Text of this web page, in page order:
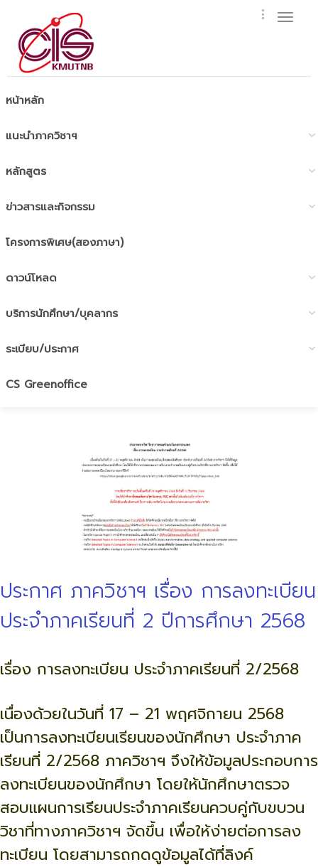
หน้าหลัก
แนะนำภาควิชาฯ
หลักสูตร
ข่าวสารและกิจกรรม
โครงการพิเศษ(สองภาษา)
ดาวน์โหลด
บริการนักศึกษา/บุคลากร
ระเบียบ/ประกาศ
CS Greenoffice
ประกาศ ภาควิชาฯ เรื่อง การลงทะเบียน
ประจำภาคเรียนที่ 2 ปีการศึกษา 2568
เรื่อง การลงทะเบียน ประจำภาคเรียนที่ 2/2568
เนื่องด้วยในวันที่ 17 – 21 พฤศจิกายน 2568
เป็นการลงทะเบียนเรียนของนักศึกษา ประจำภาค
เรียนที่ 2/2568 ภาควิชาฯ จึงให้ข้อมูลประกอบการ
ลงทะเบียนของนักศึกษา โดยให้นักศึกษาตรวจ
สอบแผนการเรียนประจำภาคเรียนควบคู่กับขบวน
วิชาที่ทางภาควิชาฯ จัดขึ้น เพื่อให้ง่ายต่อการลง
ทะเบียน โดยสามารถกดดูข้อมูลได้ที่ลิงค์